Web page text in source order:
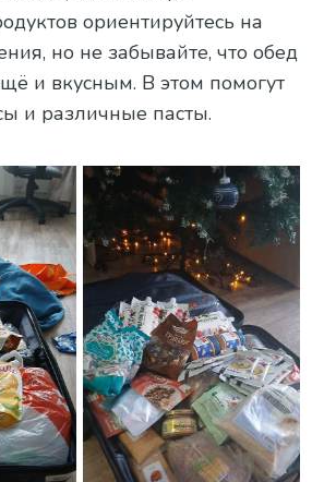
ориентируйтесь на
но не забывайте, что обед
и вкусным. В этом помогут
и различные пасты.